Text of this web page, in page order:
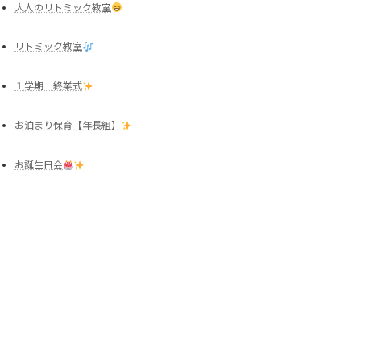
大人のリトミック教室
リトミック教室
１学期 終業式
お泊まり保育【年長組】
お誕生日会